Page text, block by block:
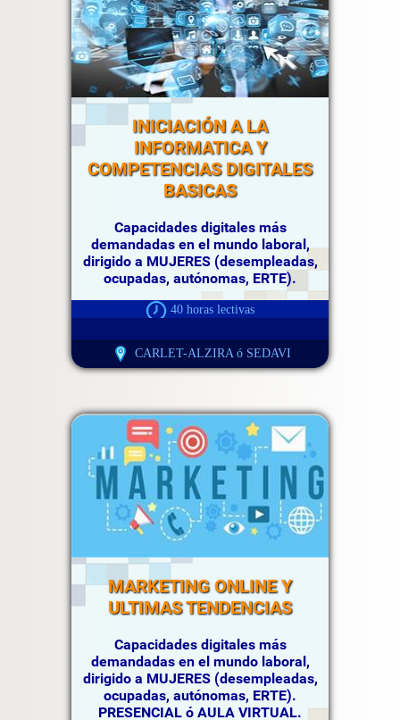
INICIACIÓN A LA
INFORMATICA Y
COMPETENCIAS DIGITALES
BASICAS
Capacidades digitales más
demandadas en el mundo laboral,
dirigido a MUJERES (desempleadas,
ocupadas, autónomas, ERTE).
40 horas lectivas
CARLET-ALZIRA ó SEDAVI
MARKETING ONLINE Y
ULTIMAS TENDENCIAS
Capacidades digitales más
demandadas en el mundo laboral,
dirigido a MUJERES (desempleadas,
ocupadas, autónomas, ERTE).
PRESENCIAL ó AULA VIRTUAL.